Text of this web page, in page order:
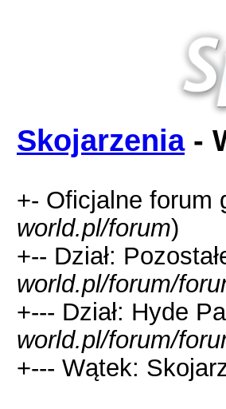
Skojarzenia-
+- Oficjalne forum
world.pl/forum)
+-- Dział:
world.pl/forum/
+--- Dział: Hyde
world.pl/forum/
+--- Wątek: